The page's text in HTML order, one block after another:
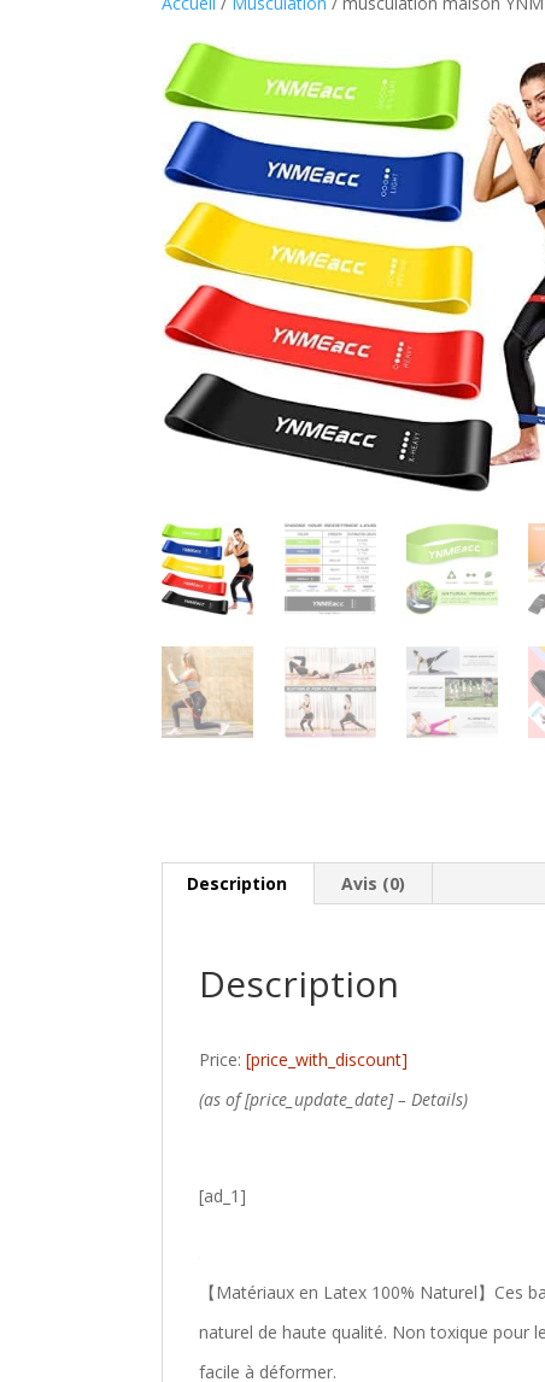
Description Avis (0)
Description
Price:[price_with_discount]
(as of [price_update_date] –Details)
[ad_1]
【Matériaux en Latex 100% Naturel】Ces
naturel de haute qualité. Non toxique pour
facile à déformer.